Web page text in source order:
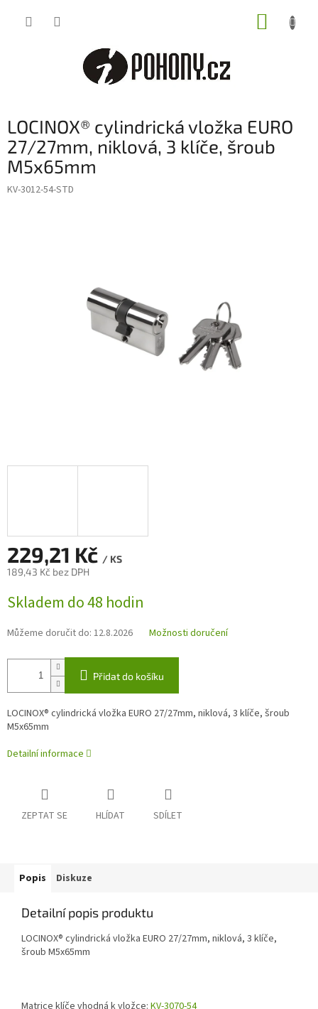
LOCINOX® cylindrická vložka EURO
27/27mm, niklová, 3 klíče, šroub
M5x65mm
KV-3012-54-STD
229,21 Kč / KS
189,43 Kč bez DPH
cena:
Skladem do 48 hodin
Můžeme doručit do: 12.8.2026 Možnosti doručení
Přidat do košíku
LOCINOX® cylindrická vložka EURO 27/27mm, niklová, 3 klíče, šroub
M5x65mm
Detailní informace
ZEPTAT SE HLÍDAT SDÍLET
Popis Diskuze
Detailní popis produktu
LOCINOX® cylindrická vložka EURO 27/27mm, niklová, 3 klíče,
šroub M5x65mm